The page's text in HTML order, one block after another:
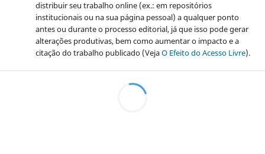
distribuir seu trabalho online (ex.: em repositórios
institucionais ou na sua página pessoal) a qualquer ponto
antes ou durante o processo editorial, já que isso pode gerar
alterações produtivas, bem como aumentar o impacto e a
citação do trabalho publicado (VejaO Efeito do Acesso Livre).